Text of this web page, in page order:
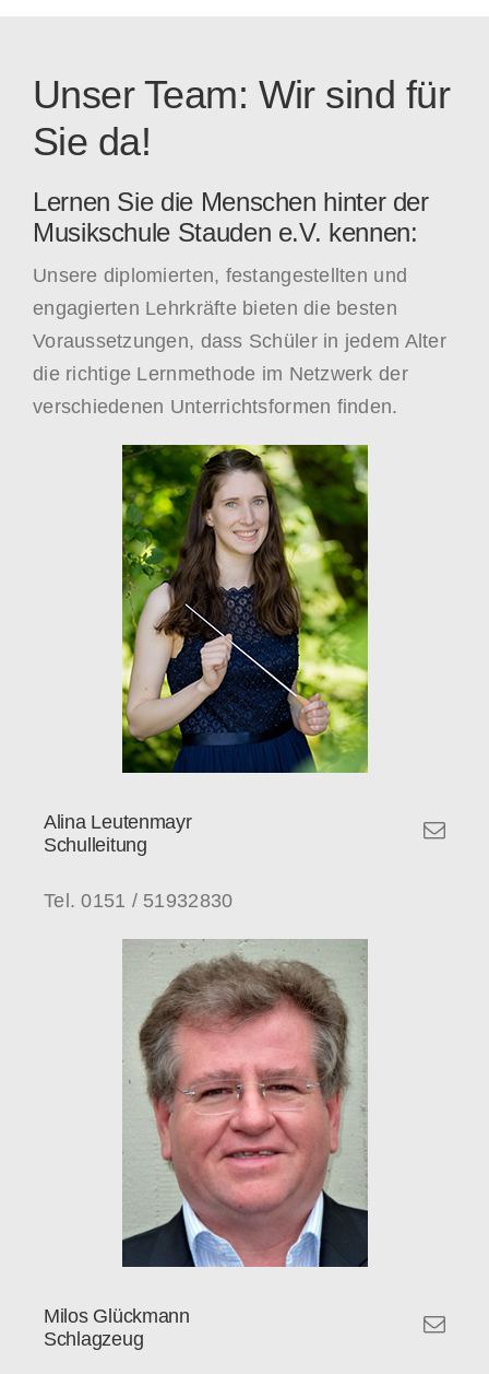
Unser Team: Wir sind für
Sie da!
Lernen Sie die Menschen hinter der
Musikschule Stauden e.V. kennen:
Unsere diplomierten, festangestellten und
engagierten Lehrkräfte bieten die besten
Voraussetzungen, dass Schüler in jedem Alter
die richtige Lernmethode im Netzwerk der
verschiedenen Unterrichtsformen finden.
Alina Leutenmayr
Schulleitung
Tel. 0151 / 51932830
Milos Glückmann
Schlagzeug